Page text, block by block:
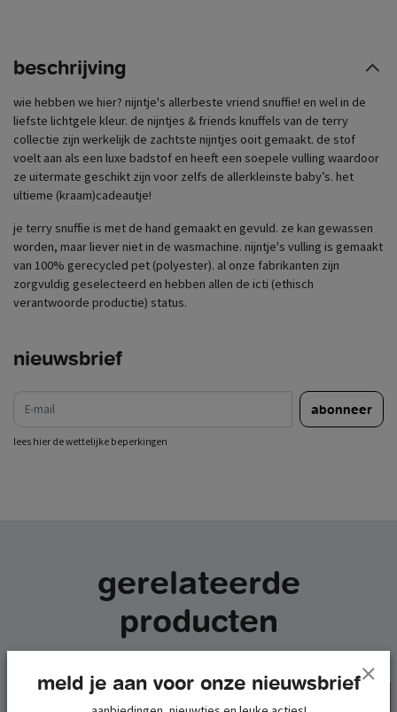
beschrijving
wie hebben we hier? nijntje's allerbeste vriend snuffie! en wel in de
liefste lichtgele kleur. de nijntjes & friends knuffels van de terry
collectie zijn werkelijk de zachtste nijntjes ooit gemaakt. de stof
voelt aan als een luxe badstof en heeft een soepele vulling waardoor
ze uitermate geschikt zijn voor zelfs de allerkleinste baby’s. het
ultieme (kraam)cadeautje!
je terry snuffie is met de hand gemaakt en gevuld. ze kan gewassen
worden, maar liever niet in de wasmachine. nijntje's vulling is gemaakt
van 100% gerecycled pet (polyester). al onze fabrikanten zijn
zorgvuldig geselecteerd en hebben allen de icti (ethisch
verantwoorde productie) status.
nieuwsbrief
abonneer
lees hier de wettelijke beperkingen
gerelateerde
producten
meld je aan voor onze nieuwsbrief